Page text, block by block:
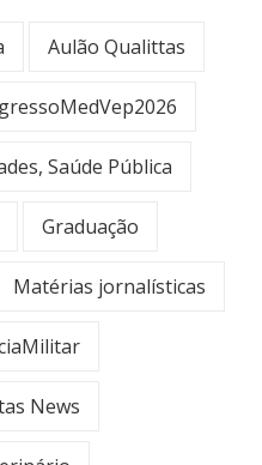
Aulão Qualittas
Saúde Pública
Graduação
Matérias jornalísticas
News